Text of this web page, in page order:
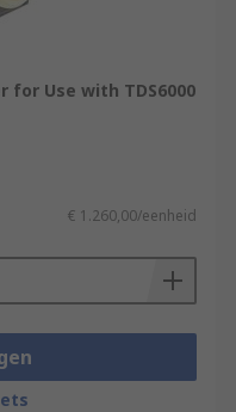
for Use with TDS6000
€ 1.260,00/eenheid